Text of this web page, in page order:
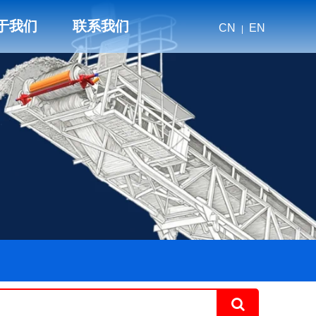
CN EN
我们 联系我们